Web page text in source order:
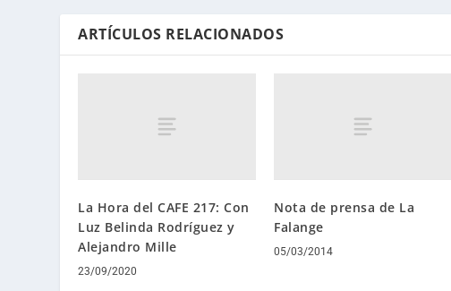
ARTÍCULOS RELACIONADOS
La Hora del CAFE 217: Con
Luz Belinda Rodríguez y
Alejandro Mille
23/09/2020
Nota de prensa de La
Falange
05/03/2014